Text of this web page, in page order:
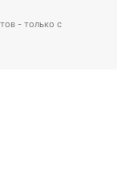
- только с